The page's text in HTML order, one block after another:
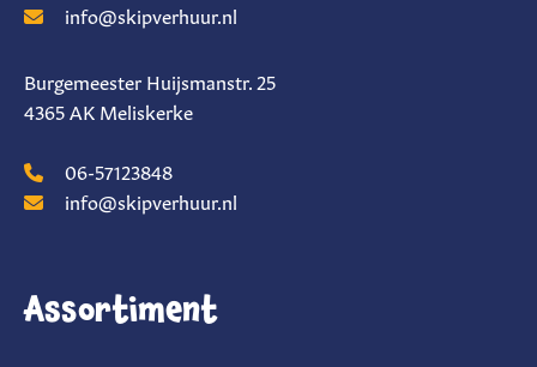
info@skipverhuur.nl
Burgemeester Huijsmanstr. 25
4365 AK Meliskerke
06-57123848
info@skipverhuur.nl
Assortiment